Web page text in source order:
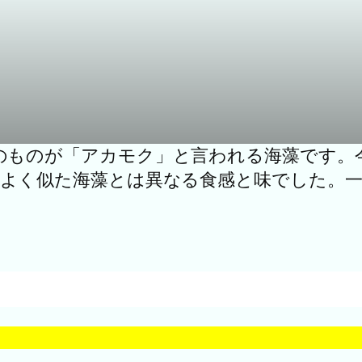
のが「アカモク」と言われる海藻です
く似た海藻とは異なる食感と味でした。